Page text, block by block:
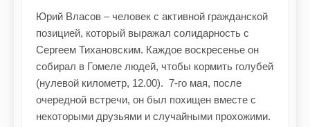
Юрий Власов – человек с активной гражданской
позицией, который выражал солидарность с
Сергеем Тихановским. Каждое воскресенье он
собирал в Гомеле людей, чтобы кормить голубей
(нулевой километр, 12.00). 7-го мая, после
очередной встречи, он был похищен вместе с
некоторыми друзьями и случайными прохожими.